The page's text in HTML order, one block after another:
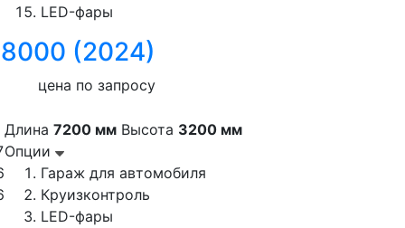
LED-фары
(2024)
цена по запросу
Длина 7200 мм Высота 3200 мм
Опции
Гараж для автомобиля
Круизконтроль
LED-фары